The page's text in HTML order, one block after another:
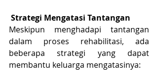
Strategi Mengatasi Tantangan
Meskipun menghadapi tantangan
dalam proses rehabilitasi, ada
beberapa strategi yang dapat
membantu keluarga mengatasinya: